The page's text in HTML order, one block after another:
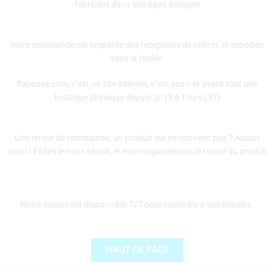
fabricant dans son pays d’origine
votre commande est preparée des receptions de celle ci, et expediée
dans la foulée.
flapcase.com, c’est un site internet, c’est aussi et avant tout une
boutique physique depuis 2015 à Tours (37)
Une erreur de commande, un produit qui ne convient pas ? Aucun
souci ! Faites le nous savoir, et nous organiserons le retour du produit
Notre équipe est disponnible 7/7 pour répondre à vos besoins.
HAUT DE PAGE